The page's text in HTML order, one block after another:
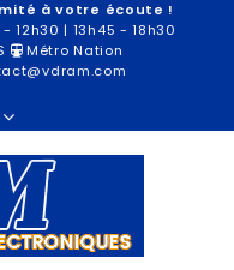
à votre écoute !
| 13h45 - 18h30
Métro Nation